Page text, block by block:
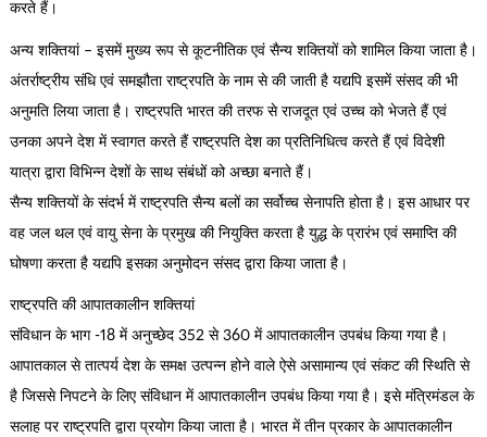
करते हैं।
अन्य शक्तियां – इसमें मुख्य रूप से कूटनीतिक एवं सैन्य शक्तियों को शामिल किया जाता है।
अंतर्राष्ट्रीय संधि एवं समझौता राष्ट्रपति के नाम से की जाती है यद्यपि इसमें संसद की भी
अनुमति लिया जाता है। राष्ट्रपति भारत की तरफ से राजदूत एवं उच्च को भेजते हैं एवं
उनका अपने देश में स्वागत करते हैं राष्ट्रपति देश का प्रतिनिधित्व करते हैं एवं विदेशी
यात्रा द्वारा विभिन्न देशों के साथ संबंधों को अच्छा बनाते हैं।
सैन्य शक्तियों के संदर्भ में राष्ट्रपति सैन्य बलों का सर्वोच्च सेनापति होता है। इस आधार पर
वह जल थल एवं वायु सेना के प्रमुख की नियुक्ति करता है युद्ध के प्रारंभ एवं समाप्ति की
घोषणा करता है यद्यपि इसका अनुमोदन संसद द्वारा किया जाता है।
राष्ट्रपति की आपातकालीन शक्तियां
संविधान के भाग -18 में अनुच्छेद 352 से 360 में आपातकालीन उपबंध किया गया है।
आपातकाल से तात्पर्य देश के समक्ष उत्पन्न होने वाले ऐसे असामान्य एवं संकट की स्थिति से
है जिससे निपटने के लिए संविधान में आपातकालीन उपबंध किया गया है। इसे मंत्रिमंडल के
सलाह पर राष्ट्रपति द्वारा प्रयोग किया जाता है। भारत में तीन प्रकार के आपातकालीन